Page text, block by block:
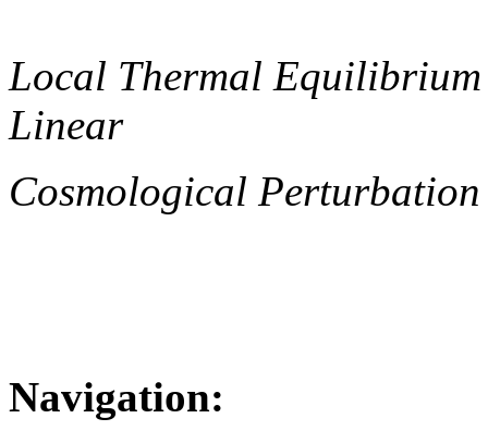
Local Thermal Equilibrium
Linear
Cosmological
Navigation: